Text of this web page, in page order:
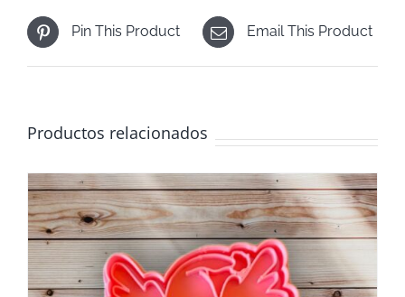
Pin This Product Email This Product
Productos relacionados